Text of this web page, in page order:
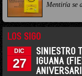
Mentiría se
LOS SIGO
DIC
27
SINIESTRO
IGUANA